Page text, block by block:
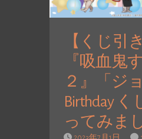
【くじ引
『吸血鬼
２』「ジ
Birthday
ってみま